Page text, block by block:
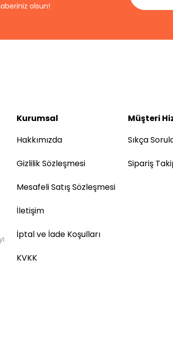
olsun!
Kurumsal
Hakkımızda
Gizlilik Sözleşmesi
Mesafeli Satış Sözleşmesi
İletişim
İptal ve İade Koşulları
KVKK
Müşteri
Sıkça
Sipariş